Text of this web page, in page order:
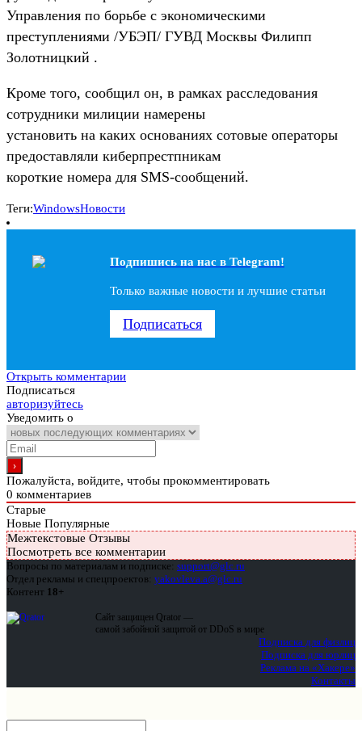
Управления по борьбе с экономическими
преступлениями /УБЭП/ ГУВД Москвы Филипп
Золотницкий .
Кроме того, сообщил он, в рамках расследования
сотрудники милиции намерены
установить на каких основаниях сотовые операторы
предоставляли киберпрестпникам
короткие номера для SMS-сообщений.
Теги:WindowsНовости
Подпишись на наc в Telegram!
Только важные новости и лучшие статьи
Подписаться
Открыть комментарии
Подписаться
авторизуйтесь
Уведомить о
Пожалуйста, войдите, чтобы прокомментировать
0 комментариев
Старые
Новые Популярные
Межтекстовые Отзывы
Посмотреть все комментарии
Вопросы по материалам и подписке: support@glc.ru
Отдел рекламы и спецпроектов: yakovleva.a@glc.ru
Контент 18+
Сайт защищен Qrator —
самой забойной защитой от DDoS в мире
Подписка для физлиц
Подписка для юрлиц
Реклама на «Хакере»
Контакты